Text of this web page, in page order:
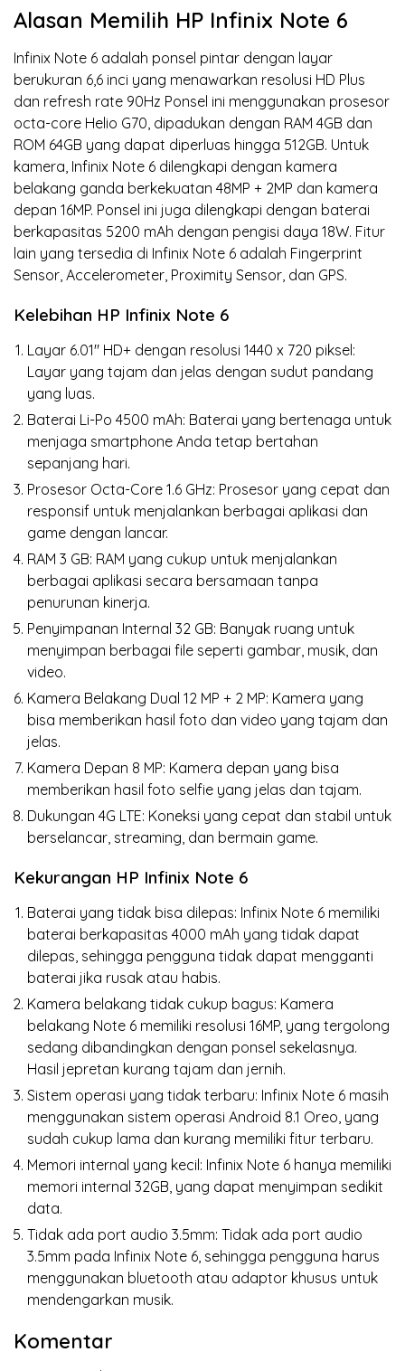
Alasan Memilih HP Infinix Note 6
Infinix Note 6 adalah ponsel pintar dengan layar
berukuran 6,6 inci yang menawarkan resolusi HD Plus
dan refresh rate 90Hz Ponsel ini menggunakan prosesor
octa-core Helio G70, dipadukan dengan RAM 4GB dan
ROM 64GB yang dapat diperluas hingga 512GB. Untuk
kamera, Infinix Note 6 dilengkapi dengan kamera
belakang ganda berkekuatan 48MP + 2MP dan kamera
depan 16MP. Ponsel ini juga dilengkapi dengan baterai
berkapasitas 5200 mAh dengan pengisi daya 18W. Fitur
lain yang tersedia di Infinix Note 6 adalah Fingerprint
Sensor, Accelerometer, Proximity Sensor, dan GPS.
Kelebihan HP Infinix Note 6
Layar 6.01″ HD+ dengan resolusi 1440 x 720 piksel:
Layar yang tajam dan jelas dengan sudut pandang
yang luas.
Baterai Li-Po 4500 mAh: Baterai yang bertenaga untuk
menjaga smartphone Anda tetap bertahan
sepanjang hari.
Prosesor Octa-Core 1.6 GHz: Prosesor yang cepat dan
responsif untuk menjalankan berbagai aplikasi dan
game dengan lancar.
RAM 3 GB: RAM yang cukup untuk menjalankan
berbagai aplikasi secara bersamaan tanpa
penurunan kinerja.
Penyimpanan Internal 32 GB: Banyak ruang untuk
menyimpan berbagai file seperti gambar, musik, dan
video.
Kamera Belakang Dual 12 MP + 2 MP: Kamera yang
bisa memberikan hasil foto dan video yang tajam dan
jelas.
Kamera Depan 8 MP: Kamera depan yang bisa
memberikan hasil foto selfie yang jelas dan tajam.
Dukungan 4G LTE: Koneksi yang cepat dan stabil untuk
berselancar, streaming, dan bermain game.
Kekurangan HP Infinix Note 6
Baterai yang tidak bisa dilepas: Infinix Note 6 memiliki
baterai berkapasitas 4000 mAh yang tidak dapat
dilepas, sehingga pengguna tidak dapat mengganti
baterai jika rusak atau habis.
Kamera belakang tidak cukup bagus: Kamera
belakang Note 6 memiliki resolusi 16MP, yang tergolong
sedang dibandingkan dengan ponsel sekelasnya.
Hasil jepretan kurang tajam dan jernih.
Sistem operasi yang tidak terbaru: Infinix Note 6 masih
menggunakan sistem operasi Android 8.1 Oreo, yang
sudah cukup lama dan kurang memiliki fitur terbaru.
Memori internal yang kecil: Infinix Note 6 hanya memiliki
memori internal 32GB, yang dapat menyimpan sedikit
data.
Tidak ada port audio 3.5mm: Tidak ada port audio
3.5mm pada Infinix Note 6, sehingga pengguna harus
menggunakan bluetooth atau adaptor khusus untuk
mendengarkan musik.
Komentar